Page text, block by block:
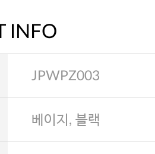
INFO
JPWPZ003
베이지, 블랙